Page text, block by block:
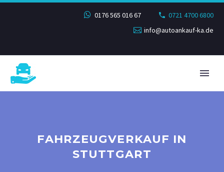
0176 565 016 67
0721 4700 6800
info@autoankauf-ka.de
FAHRZEUGVERKAUF IN
STUTTGART